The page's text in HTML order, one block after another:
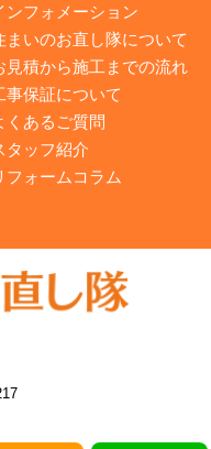
ンフォメーション
まいのお直し隊について
見積から施工までの流れ
事保証について
くあるご質問
タッフ紹介
フォームコラム